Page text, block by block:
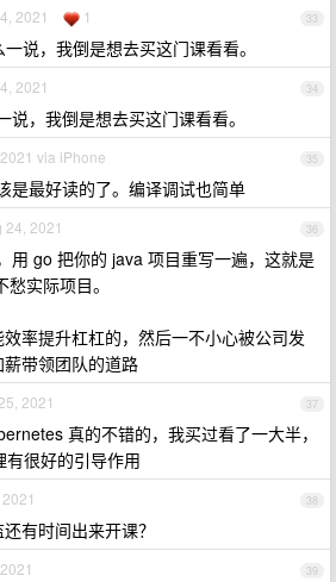
33
2021 1
说，我倒是想去买这门课看看。
34
2021
说，我倒是想去买这门课看看。
35
via iPhone
是最好读的了。编译调试也简单
36
24, 2021
用 go 把你的 java 项目重写一遍，这就是
实际项目。
率提升杠杠的，然后一不小心被公司发
带领团队的道路
37
2021
真的不错的，我买过看了一大半，
很好的引导作用
38
有时间出来开课？
39